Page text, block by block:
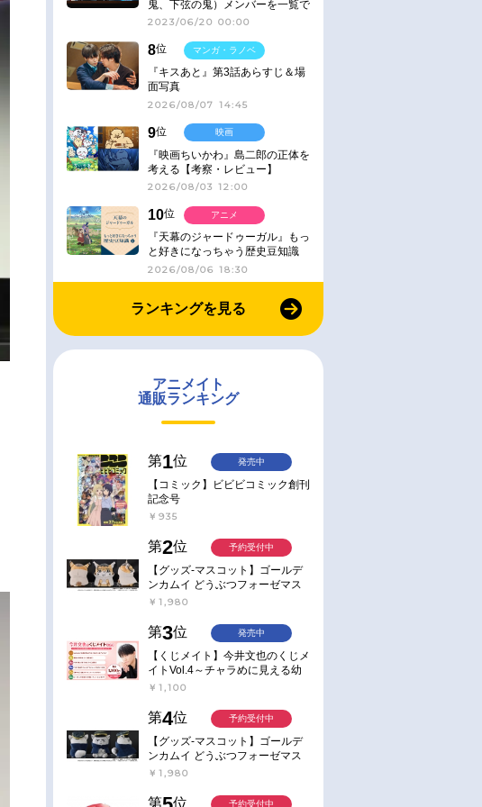
鬼、下弦の鬼）メンバーを一覧で
紹介＆解説（登場鬼の情報まと
2023/06/20 00:00
8位
『キスあと』第3話あらすじ＆場
面写真
2026/08/07 14:45
マンガ・ラノベ
9位
『映画ちいかわ』島二郎の正体を
考える【考察・レビュー】
2026/08/03 12:00
映画
10位
『天幕のジャードゥーガル』もっ
と好きになっちゃう歴史豆知識
2026/08/06 18:30
アニメ
ランキングを見る
アニメイト
通販ランキング
第1位
【コミック】ビビビコミック創刊
記念号
￥935
発売中
第2位
【グッズ-マスコット】ゴールデ
ンカムイ どうぶつフォーゼマス
コット 4.尾形百之助【再販】
￥1,980
予約受付中
第3位
【くじメイト】今井文也のくじメ
イトVol.4～チャラめに見える幼
馴染、実は一途で独占欲が強いん
￥1,100
発売中
第4位
【グッズ-マスコット】ゴールデ
ンカムイ どうぶつフォーゼマス
コット 5.月島軍曹【再販】
￥1,980
予約受付中
第 位 予約受付中